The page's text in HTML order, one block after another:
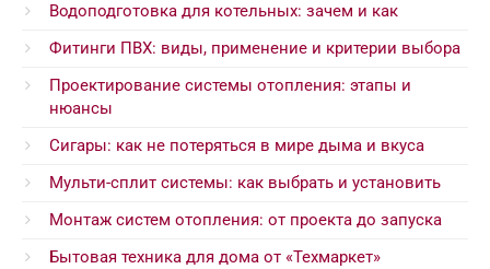
Водоподготовка для котельных: зачем и как
Фитинги ПВХ: виды, применение и критерии выбора
Проектирование системы отопления: этапы и
нюансы
Сигары: как не потеряться в мире дыма и вкуса
Мульти-сплит системы: как выбрать и установить
Монтаж систем отопления: от проекта до запуска
Бытовая техника для дома от «Техмаркет»